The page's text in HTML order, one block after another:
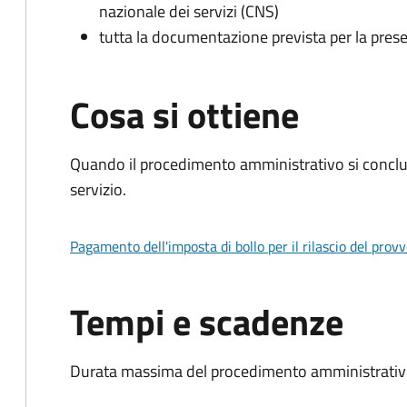
nazionale dei servizi (CNS)
tutta la documentazione prevista per la
Cosa si ottiene
Quando il procedimento amministrativo si
servizio.
Pagamento dell'imposta di bollo per il rilascio del
Tempi e scadenze
Durata massima del procedimento